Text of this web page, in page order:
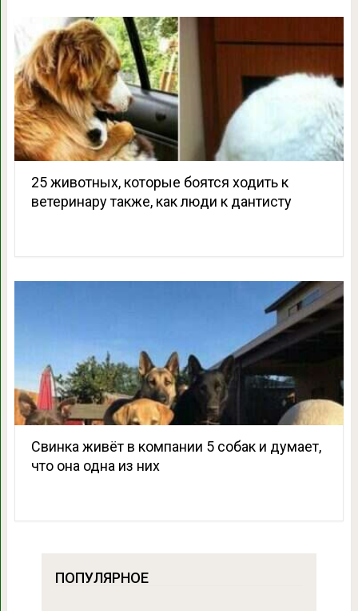
25 животных, которые боятся ходить к
ветеринару также, как люди к дантисту
Свинка живёт в компании 5 собак и думает,
что она одна из них
ПОПУЛЯРНОЕ